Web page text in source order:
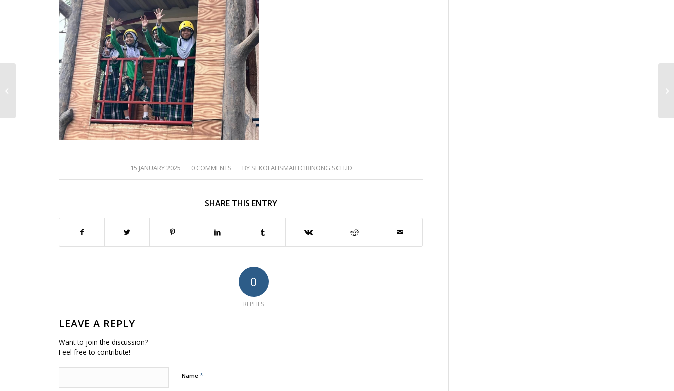
15 JANUARY 2025
/ 0 COMMENTS
/ BY SEKOLAHSMARTCIBINONG.SCH.ID
SHARE THIS ENTRY
0
REPLIES
LEAVE A REPLY
Want to join the discussion?
Feel free to contribute!
Name*
SMA Smart Cibinong
Raih Sertifikat
Penghargaan dalam
Program SADAKA pada